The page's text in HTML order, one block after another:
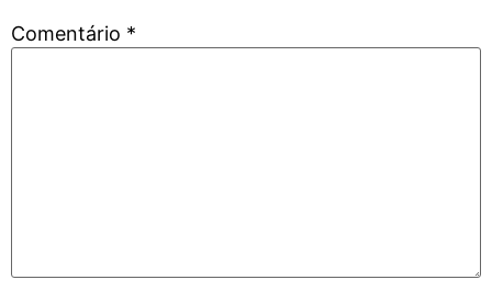
Comentário *